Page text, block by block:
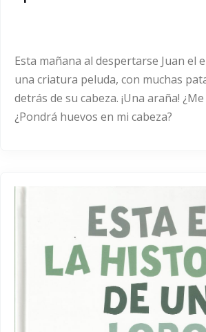
Esta mañana al despertarse Juan el
una criatura peluda, con muchas
detrás de su cabeza. ¡Una araña!
¿Pondrá huevos en mi cabeza?